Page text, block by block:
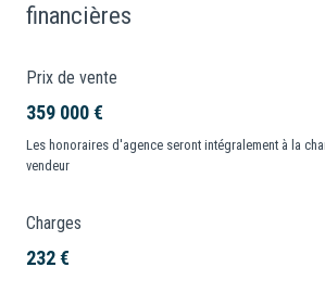
financières
Prix de vente
359 000 €
Les honoraires d'agence seront intégralement à la
vendeur
Charges
232 €